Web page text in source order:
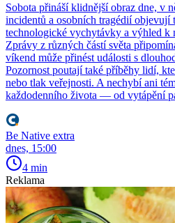
Sobota přináší klidnější obraz dne, v
incidentů a osobních tragédií objevují
technologické vychytávky a výhled k
Zprávy z různých částí světa
víkend může přinést události s
Pozornost poutají také příběhy lidí,
nebo tlak veřejnosti. A nechybí ani
každodenního života — od vytápění
Be Native extra
dnes, 15:00
4 min
Reklama